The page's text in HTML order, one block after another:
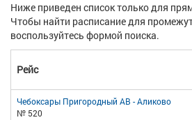
Ниже приведен список только для
Чтобы найти расписание для
воспользуйтесь формой поиска.
Рейс
Чебоксары Пригородный АВ - Аликово
№ 520